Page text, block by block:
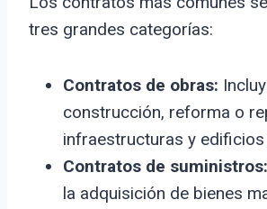
tres grandes categorías:
Contratos de obras:
construcción, reforma o
infraestructuras y
Contratos de suministros:
la adquisición de bienes